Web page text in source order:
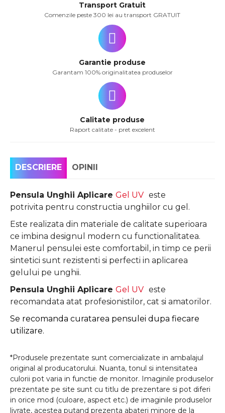
Transport Gratuit
Comenzile peste 300 lei au transport GRATUIT
Garantie produse
Garantam 100% originalitatea produselor
Calitate produse
Raport calitate - pret excelent
DESCRIERE OPINII
Pensula Unghii Aplicare Gel UV este
potrivita pentru constructia unghiilor cu gel.
Este realizata din materiale de calitate superioara
ce imbina designul modern cu functionalitatea.
Manerul pensulei este comfortabil, in timp ce perii
sintetici sunt rezistenti si perfecti in aplicarea
gelului pe unghii.
Pensula Unghii Aplicare Gel UV este
recomandata atat profesionistilor, cat si amatorilor.
Se recomanda curatarea pensulei dupa fiecare
utilizare.
*Produsele prezentate sunt comercializate in ambalajul
original al producatorului. Nuanta, tonul si intensitatea
culorii pot varia in functie de monitor. Imaginile produselor
prezentate pe site sunt cu titlu de prezentare si pot diferi
in orice mod (culoare, aspect etc.) de imaginile produselor
livrate, acestea putand prezenta abateri minore de la